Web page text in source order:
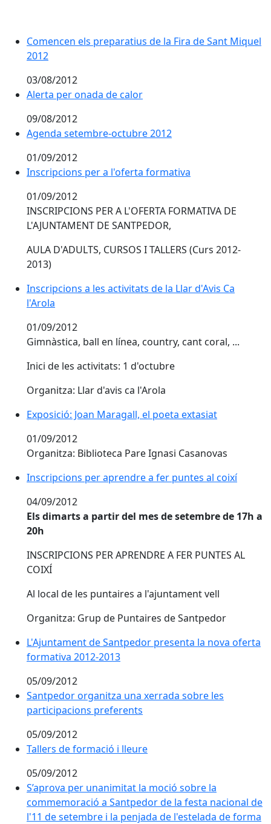
Comencen els preparatius de la Fira de Sant Miquel
2012
03/08/2012
Alerta per onada de calor
09/08/2012
Agenda setembre-octubre 2012
01/09/2012
Inscripcions per a l'oferta formativa
01/09/2012
INSCRIPCIONS PER A L'OFERTA FORMATIVA DE
L'AJUNTAMENT DE SANTPEDOR,
AULA D'ADULTS, CURSOS I TALLERS (Curs 2012-
2013)
Inscripcions a les activitats de la Llar d'Avis Ca
l'Arola
01/09/2012
Gimnàstica, ball en línea, country, cant coral, ...
Inici de les activitats: 1 d'octubre
Organitza: Llar d'avis ca l'Arola
Exposició: Joan Maragall, el poeta extasiat
01/09/2012
Organitza: Biblioteca Pare Ignasi Casanovas
Inscripcions per aprendre a fer puntes al coixí
04/09/2012
Els dimarts a partir del mes de setembre de 17h a
20h
INSCRIPCIONS PER APRENDRE A FER PUNTES AL
COIXÍ
Al local de les puntaires a l'ajuntament vell
Organitza: Grup de Puntaires de Santpedor
L'Ajuntament de Santpedor presenta la nova oferta
formativa 2012-2013
05/09/2012
Santpedor organitza una xerrada sobre les
participacions preferents
05/09/2012
Tallers de formació i lleure
05/09/2012
S’aprova per unanimitat la moció sobre la
commemoració a Santpedor de la festa nacional de
l'11 de setembre i la penjada de l'estelada de forma